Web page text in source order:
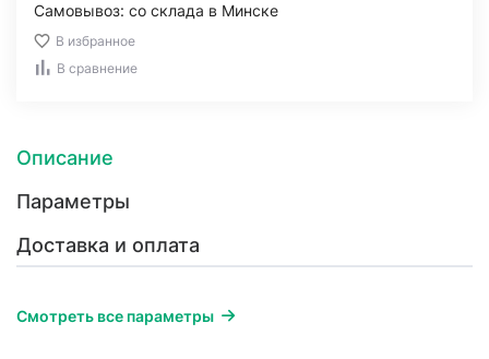
Самовывоз: со склада в Минске
В избранное
В сравнение
Описание
Параметры
Доставка и оплата
Смотреть все параметры